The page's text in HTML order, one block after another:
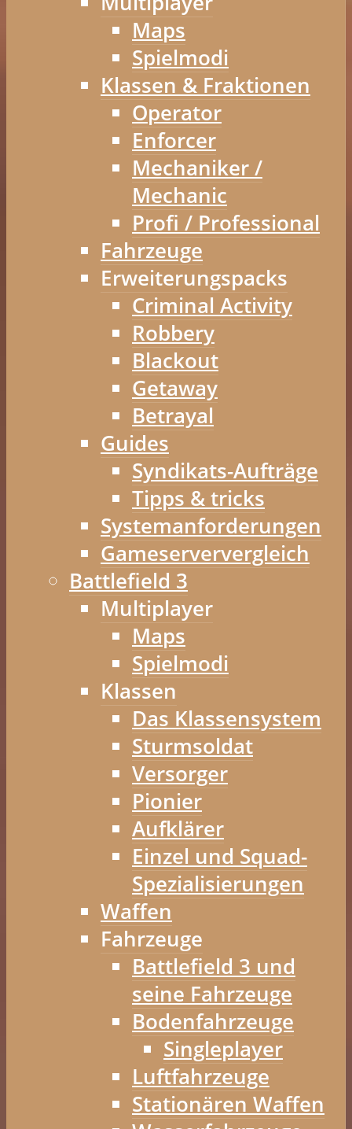
Maps
Spielmodi
Klassen & Fraktionen
Operator
Enforcer
Mechaniker /
Mechanic
Profi / Professional
Fahrzeuge
Erweiterungspacks
Criminal Activity
Robbery
Blackout
Getaway
Betrayal
Guides
Syndikats-Aufträge
Tipps & tricks
Systemanforderungen
Gameserververgleich
Battlefield 3
Multiplayer
Maps
Spielmodi
Klassen
Das Klassensystem
Sturmsoldat
Versorger
Pionier
Aufklärer
Einzel und Squad-
Spezialisierungen
Waffen
Fahrzeuge
Battlefield 3 und
seine Fahrzeuge
Bodenfahrzeuge
Singleplayer
Luftfahrzeuge
Stationären Waffen